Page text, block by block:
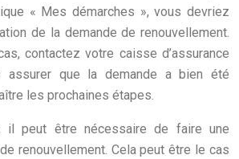
« Mes démarches », vous devriez
de la demande de renouvellement.
contactez votre caisse d’assurance
assurer que la demande a bien été
les prochaines étapes.
il peut être nécessaire de faire une
renouvellement. Cela peut être le cas